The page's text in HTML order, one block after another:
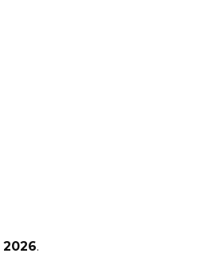
.